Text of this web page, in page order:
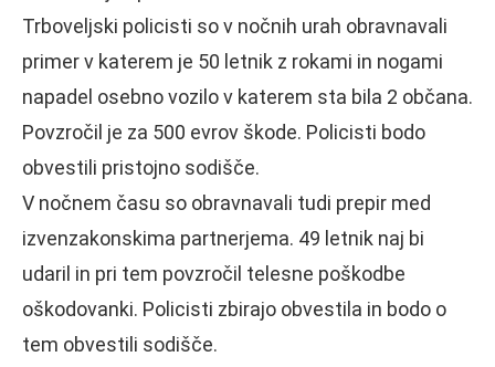
Trboveljski policisti so v nočnih urah obravnavali
primer v katerem je 50 letnik z rokami in nogami
napadel osebno vozilo v katerem sta bila 2 občana.
Povzročil je za 500 evrov škode. Policisti bodo
obvestili pristojno sodišče.
V nočnem času so obravnavali tudi prepir med
izvenzakonskima partnerjema. 49 letnik naj bi
udaril in pri tem povzročil telesne poškodbe
oškodovanki. Policisti zbirajo obvestila in bodo o
tem obvestili sodišče.